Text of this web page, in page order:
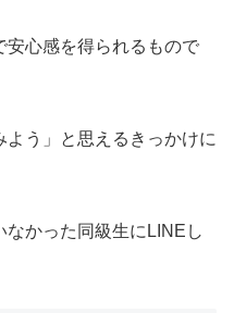
安心感を得られるもので
よう」と思えるきっかけに
かった同級生にLINEし